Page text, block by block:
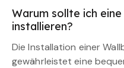
Warum sollte ich
installieren?
Die Installation einer
gewährleistet eine